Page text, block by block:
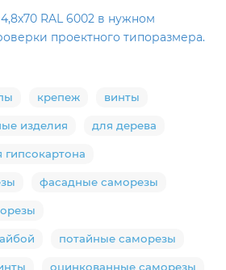
RAL 6002 в нужном
проектного типоразмера.
крепеж винты
изделия для дерева
гипсокартона
фасадные саморезы
потайные саморезы
оцинкованные саморезы